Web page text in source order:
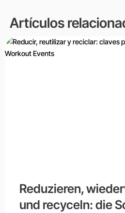
Artículos
Reduzieren,
und recyceln: die